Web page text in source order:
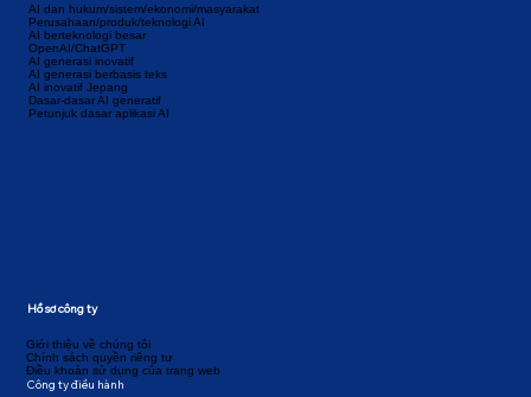
AI dan hukum/sistem/ekonomi/masyarakat
Perusahaan/produk/teknologi AI
AI berteknologi besar
OpenAI/ChatGPT
AI generasi inovatif
AI generasi berbasis teks
AI inovatif Jepang
Dasar-dasar AI generatif
Petunjuk dasar aplikasi AI
Giới thiệu về chúng tôi
Chính sách quyền riêng tư
Điều khoản sử dụng của trang web
Công ty điều hành
Hồ sơ công ty